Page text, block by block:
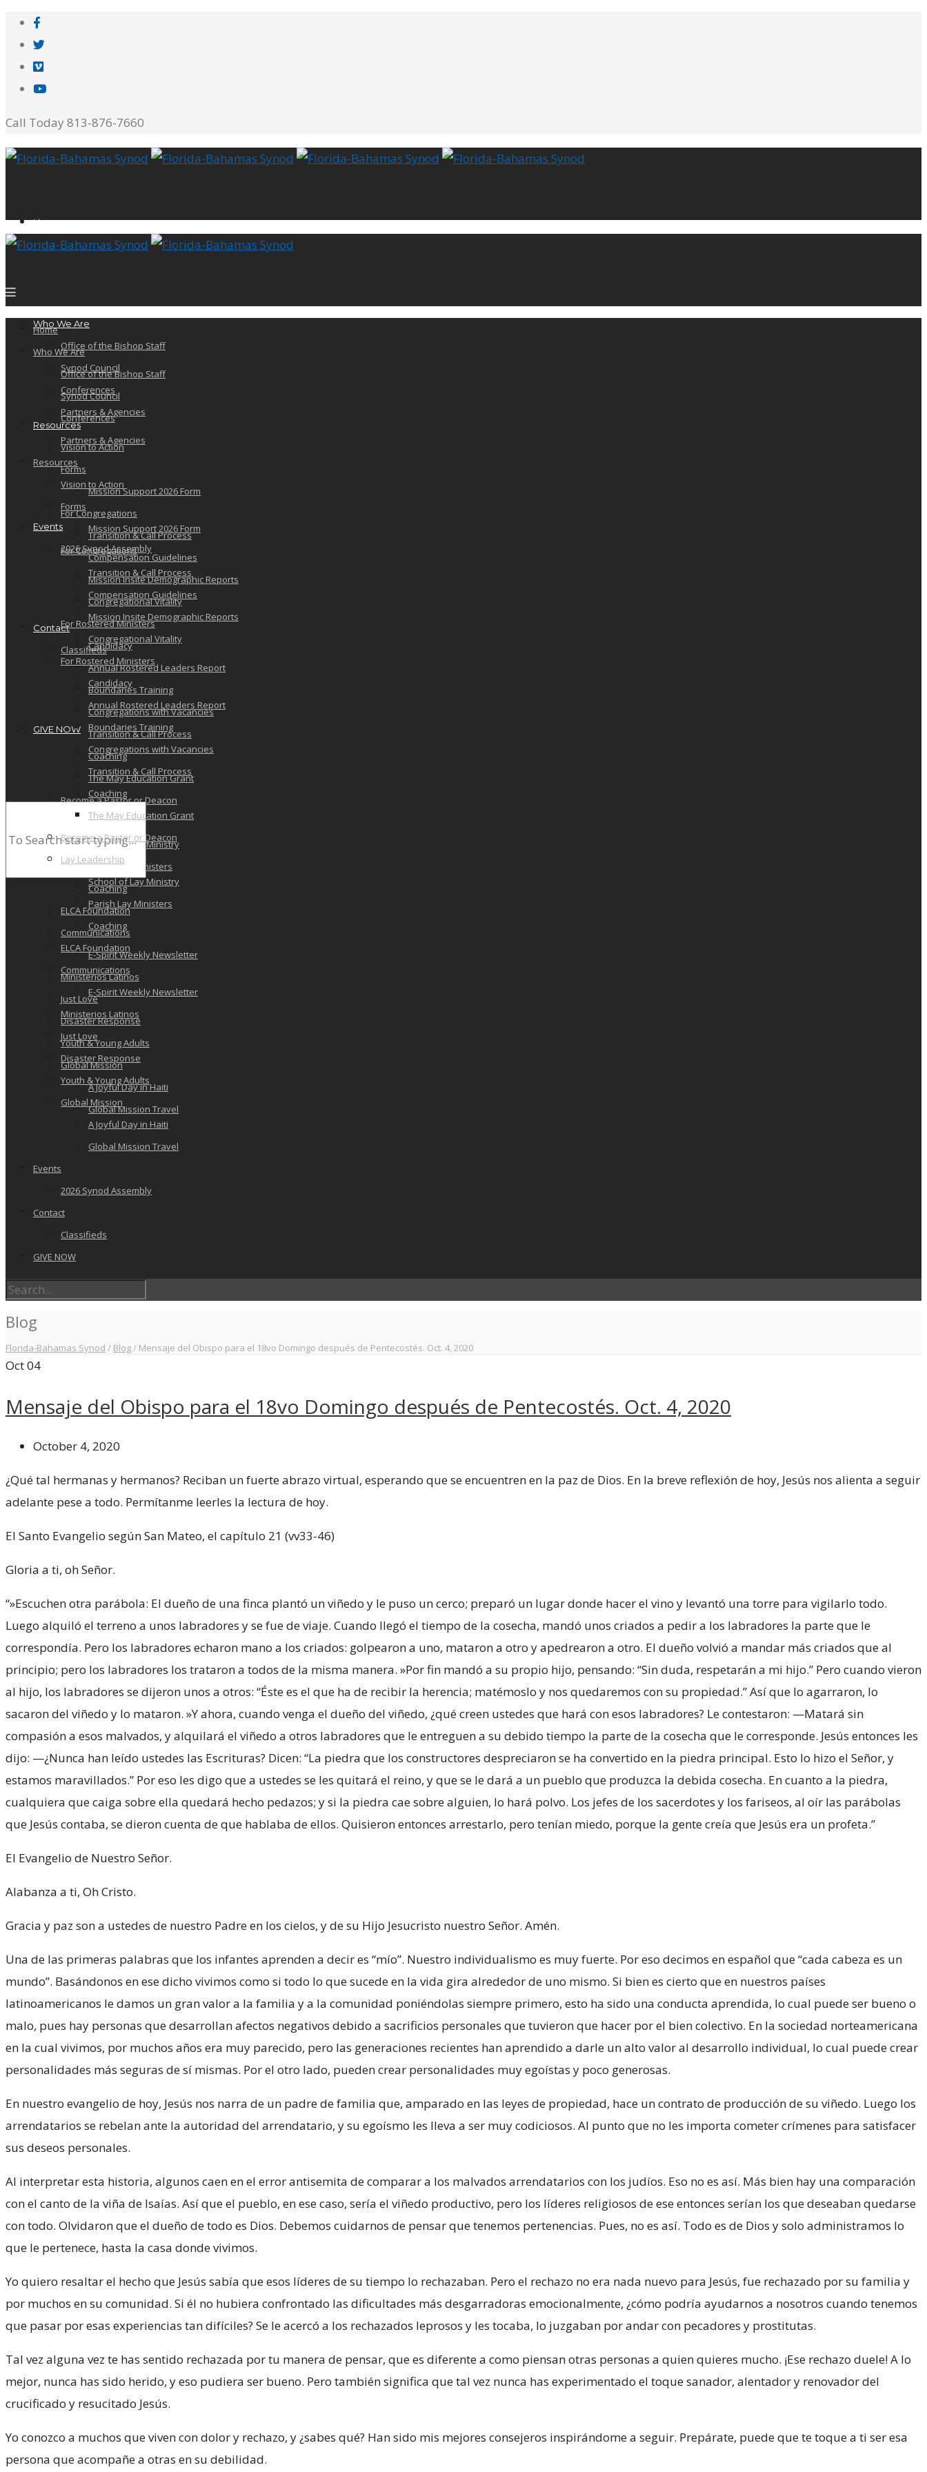
Call Today 813-876-7660
Home
Who We Are
Office of the Bishop Staff
Synod Council
Conferences
Partners & Agencies
Resources
Vision to Action
Forms
Mission Support 2026 Form
For Congregations
Transition & Call Process
Compensation Guidelines
Mission Insite Demographic Reports
Congregational Vitality
For Rostered Ministers
Candidacy
Annual Rostered Leaders Report
Boundaries Training
Congregations with Vacancies
Transition & Call Process
Coaching
The May Education Grant
Become a Pastor or Deacon
Lay Leadership
School of Lay Ministry
Parish Lay Ministers
Coaching
ELCA Foundation
Communications
E-Spirit Weekly Newsletter
Ministerios Latinos
Just Love
Disaster Response
Youth & Young Adults
Global Mission
A Joyful Day in Haiti
Global Mission Travel
Events
2026 Synod Assembly
Contact
Classifieds
GIVE NOW
Home
Who We Are
Office of the Bishop Staff
Synod Council
Conferences
Partners & Agencies
Resources
Vision to Action
Forms
Mission Support 2026 Form
For Congregations
Transition & Call Process
Compensation Guidelines
Mission Insite Demographic Reports
Congregational Vitality
For Rostered Ministers
Candidacy
Annual Rostered Leaders Report
Boundaries Training
Congregations with Vacancies
Transition & Call Process
Coaching
The May Education Grant
Become a Pastor or Deacon
Lay Leadership
School of Lay Ministry
Parish Lay Ministers
Coaching
ELCA Foundation
Communications
E-Spirit Weekly Newsletter
Ministerios Latinos
Just Love
Disaster Response
Youth & Young Adults
Global Mission
A Joyful Day in Haiti
Global Mission Travel
Events
2026 Synod Assembly
Contact
Classifieds
GIVE NOW
Blog
Florida-Bahamas Synod / Blog/ Mensaje del Obispo para el 18vo Domingo después de Pentecostés. Oct. 4, 2020
Oct04
Mensaje del Obispo para el 18vo Domingo después de Pentecostés. Oct. 4, 2020
October 4, 2020
¿Qué tal hermanas y hermanos? Reciban un fuerte abrazo virtual, esperando que se encuentren en la paz de Dios. En la breve reflexión de hoy, Jesús nos alienta a seguir
adelante pese a todo. Permítanme leerles la lectura de hoy.
El Santo Evangelio según San Mateo, el capítulo 21 (vv33-46)
Gloria a ti, oh Señor.
“»Escuchen otra parábola: El dueño de una finca plantó un viñedo y le puso un cerco; preparó un lugar donde hacer el vino y levantó una torre para vigilarlo todo.
Luego alquiló el terreno a unos labradores y se fue de viaje. Cuando llegó el tiempo de la cosecha, mandó unos criados a pedir a los labradores la parte que le
correspondía. Pero los labradores echaron mano a los criados: golpearon a uno, mataron a otro y apedrearon a otro. El dueño volvió a mandar más criados que al
principio; pero los labradores los trataron a todos de la misma manera. »Por fin mandó a su propio hijo, pensando: “Sin duda, respetarán a mi hijo.” Pero cuando vieron
al hijo, los labradores se dijeron unos a otros: “Éste es el que ha de recibir la herencia; matémoslo y nos quedaremos con su propiedad.” Así que lo agarraron, lo
sacaron del viñedo y lo mataron. »Y ahora, cuando venga el dueño del viñedo, ¿qué creen ustedes que hará con esos labradores? Le contestaron: —Matará sin
compasión a esos malvados, y alquilará el viñedo a otros labradores que le entreguen a su debido tiempo la parte de la cosecha que le corresponde. Jesús entonces les
dijo: —¿Nunca han leído ustedes las Escrituras? Dicen: “La piedra que los constructores despreciaron se ha convertido en la piedra principal. Esto lo hizo el Señor, y
estamos maravillados.” Por eso les digo que a ustedes se les quitará el reino, y que se le dará a un pueblo que produzca la debida cosecha. En cuanto a la piedra,
cualquiera que caiga sobre ella quedará hecho pedazos; y si la piedra cae sobre alguien, lo hará polvo. Los jefes de los sacerdotes y los fariseos, al oír las parábolas
que Jesús contaba, se dieron cuenta de que hablaba de ellos. Quisieron entonces arrestarlo, pero tenían miedo, porque la gente creía que Jesús era un profeta.”
El Evangelio de Nuestro Señor.
Alabanza a ti, Oh Cristo.
Gracia y paz son a ustedes de nuestro Padre en los cielos, y de su Hijo Jesucristo nuestro Señor. Amén.
Una de las primeras palabras que los infantes aprenden a decir es “mío”. Nuestro individualismo es muy fuerte. Por eso decimos en español que “cada cabeza es un
mundo”. Basándonos en ese dicho vivimos como si todo lo que sucede en la vida gira alrededor de uno mismo. Si bien es cierto que en nuestros países
latinoamericanos le damos un gran valor a la familia y a la comunidad poniéndolas siempre primero, esto ha sido una conducta aprendida, lo cual puede ser bueno o
malo, pues hay personas que desarrollan afectos negativos debido a sacrificios personales que tuvieron que hacer por el bien colectivo. En la sociedad norteamericana
en la cual vivimos, por muchos años era muy parecido, pero las generaciones recientes han aprendido a darle un alto valor al desarrollo individual, lo cual puede crear
personalidades más seguras de sí mismas. Por el otro lado, pueden crear personalidades muy egoístas y poco generosas.
En nuestro evangelio de hoy, Jesús nos narra de un padre de familia que, amparado en las leyes de propiedad, hace un contrato de producción de su viñedo. Luego los
arrendatarios se rebelan ante la autoridad del arrendatario, y su egoísmo les lleva a ser muy codiciosos. Al punto que no les importa cometer crímenes para satisfacer
sus deseos personales.
Al interpretar esta historia, algunos caen en el error antisemita de comparar a los malvados arrendatarios con los judíos. Eso no es así. Más bien hay una comparación
con el canto de la viña de Isaías. Así que el pueblo, en ese caso, sería el viñedo productivo, pero los líderes religiosos de ese entonces serían los que deseaban quedarse
con todo. Olvidaron que el dueño de todo es Dios. Debemos cuidarnos de pensar que tenemos pertenencias. Pues, no es así. Todo es de Dios y solo administramos lo
que le pertenece, hasta la casa donde vivimos.
Yo quiero resaltar el hecho que Jesús sabía que esos líderes de su tiempo lo rechazaban. Pero el rechazo no era nada nuevo para Jesús, fue rechazado por su familia y
por muchos en su comunidad. Si él no hubiera confrontado las dificultades más desgarradoras emocionalmente, ¿cómo podría ayudarnos a nosotros cuando tenemos
que pasar por esas experiencias tan difíciles? Se le acercó a los rechazados leprosos y les tocaba, lo juzgaban por andar con pecadores y prostitutas.
Tal vez alguna vez te has sentido rechazada por tu manera de pensar, que es diferente a como piensan otras personas a quien quieres mucho. ¡Ese rechazo duele! A lo
mejor, nunca has sido herido, y eso pudiera ser bueno. Pero también significa que tal vez nunca has experimentado el toque sanador, alentador y renovador del
crucificado y resucitado Jesús.
Yo conozco a muchos que viven con dolor y rechazo, y ¿sabes qué? Han sido mis mejores consejeros inspirándome a seguir. Prepárate, puede que te toque a ti ser esa
persona que acompañe a otras en su debilidad.